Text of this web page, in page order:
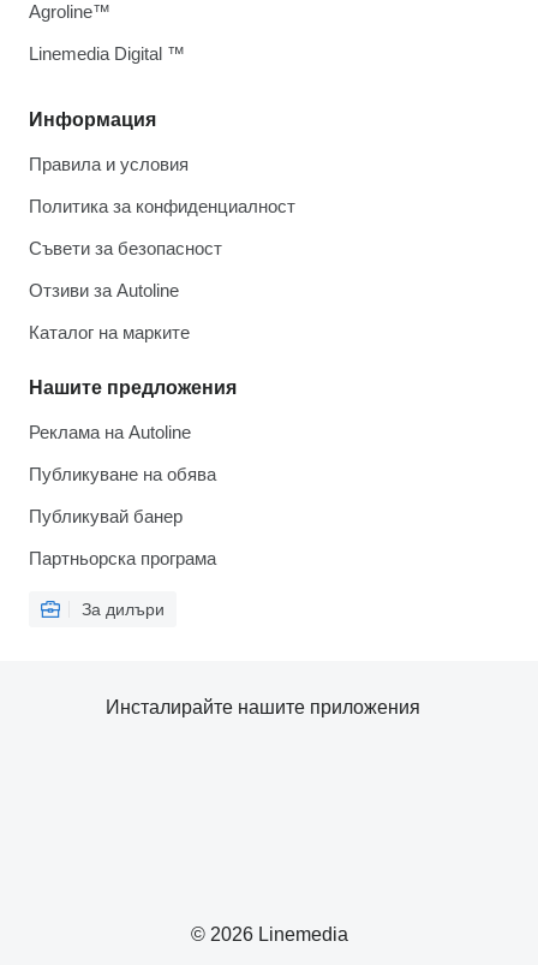
Информация
Правила и условия
Политика за конфиденциалност
Съвети за безопасност
Отзиви за Autoline
Каталог на марките
Нашите предложения
Реклама на Autoline
Публикуване на обява
Публикувай банер
Партньорска програма
За дилъри
Agroline™
Linemedia Digital ™
© 2026 Linemedia
Инсталирайте нашите приложения